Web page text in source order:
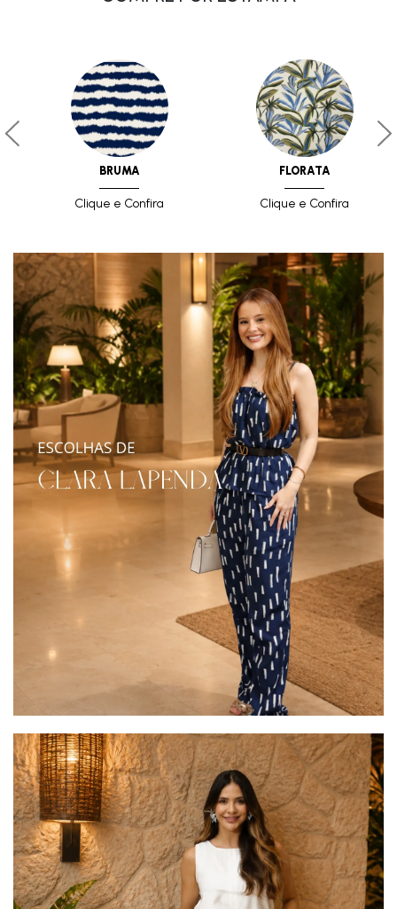
BRUMA
Clique e Confira
FLORATA
Clique e Confira